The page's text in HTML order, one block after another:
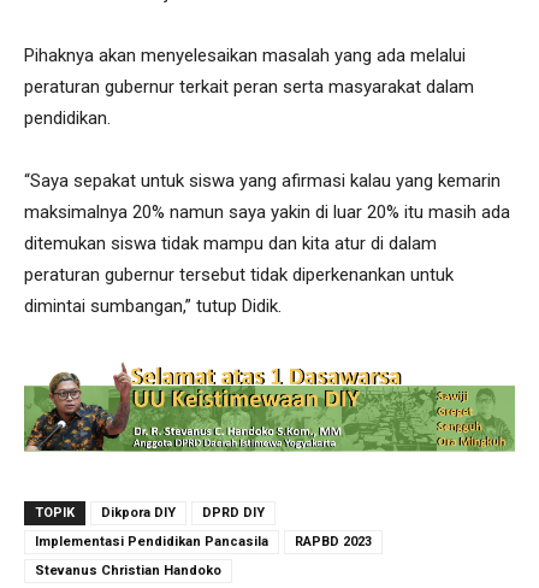
Pihaknya akan menyelesaikan masalah yang ada melalui
peraturan gubernur terkait peran serta masyarakat dalam
pendidikan.
“Saya sepakat untuk siswa yang afirmasi kalau yang kemarin
maksimalnya 20% namun saya yakin di luar 20% itu masih ada
ditemukan siswa tidak mampu dan kita atur di dalam
peraturan gubernur tersebut tidak diperkenankan untuk
dimintai sumbangan,” tutup Didik.
TOPIK Dikpora DIY
DPRD DIY
Implementasi Pendidikan Pancasila
RAPBD 2023
Stevanus Christian Handoko